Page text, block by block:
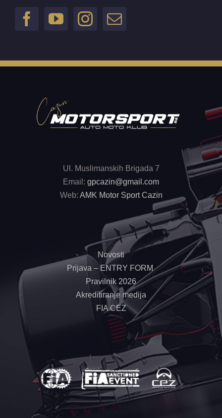
Ul. Muslimanskih Brigada 7
Email: gpcazin@gmail.com
Web: AMK Motor Sport Cazin
Novosti
Prijava – ENTRY FORM
Pravilnik 2026
Akreditiranje medija
FIA CEZ